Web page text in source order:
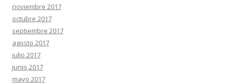
noviembre 2017
octubre 2017
septiembre 2017
agosto 2017
julio 2017
junio 2017
mayo 2017